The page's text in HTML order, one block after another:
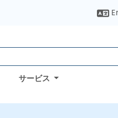
サービス